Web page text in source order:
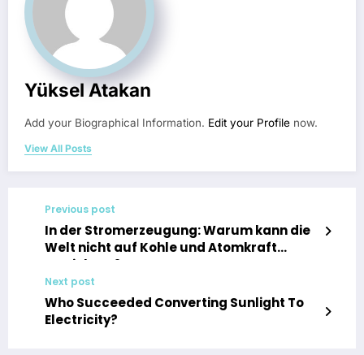
Yüksel Atakan
Add your Biographical Information. Edit your Profile now.
View All Posts
Previous post
In der Stromerzeugung: Warum kann die
Welt nicht auf Kohle und Atomkraft
verzichten?
Next post
Who Succeeded Converting Sunlight To
Electricity?